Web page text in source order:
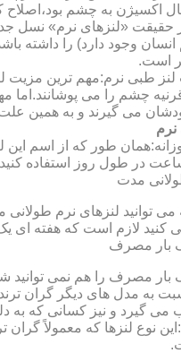
اکسیژن به چشم بود،اصلاح
حقیقت «لنزهای نرم» نسل
وجود دارد) را داشته
است.
لنز طبی نرم:مهم ترین
چشم را می
می گیرند و به همین
نرم
طور که از اسم
مدت
می توانید لنزهای نرم
کنید لازم است که هفته ای
بار مصرف
بار مصرف را هم نمی توانید
به مدل های دیگر گران
گیرد و نیز کسانی که به
نوع لنزها که معمولاً